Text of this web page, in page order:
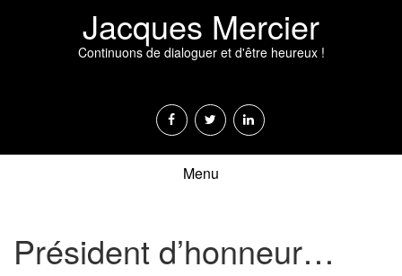
Jacques Mercier
Continuons de dialoguer et d'être heureux !
Menu
Président d’honneur…